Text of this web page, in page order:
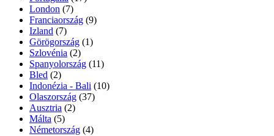
London (7)
Franciaország (9)
Izland (7)
Görögország (1)
Szlovénia (2)
Spanyolország (11)
Bled (2)
Indonézia - Bali (10)
Olaszország (37)
Ausztria (2)
Málta (5)
Németország (4)